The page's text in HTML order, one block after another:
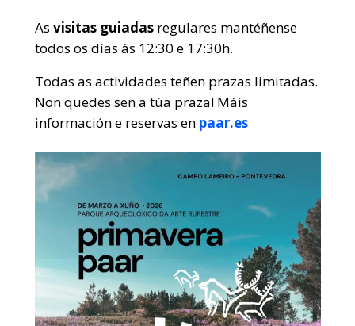
As visitas guiadas regulares mantéñense
todos os días ás 12:30 e 17:30h.
Todas as actividades teñen prazas limitadas.
Non quedes sen a túa praza! Máis
información e reservas en paar.es